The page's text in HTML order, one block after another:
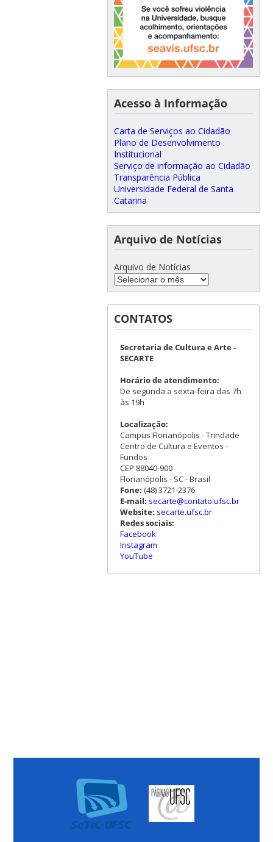
Acesso à Informação
Carta de Serviços ao Cidadão
Plano de Desenvolvimento
Institucional
Serviço de informação ao Cidadão
Transparência Pública
Universidade Federal de Santa
Catarina
Arquivo de Notícias
Arquivo de Notícias
CONTATOS
Secretaria de Cultura e Arte -
SECARTE
Horário de atendimento:
De segunda a sexta-feira das 7h
às 19h
Localização:
Campus Florianópolis - Trindade
Centro de Cultura e Eventos -
Fundos
CEP 88040-900
Florianópolis - SC - Brasil
Fone: (48) 3721-2376
E-mail: secarte@contato.ufsc.br
Website: secarte.ufsc.br
Redes sociais:
Facebook
Instagram
YouTube